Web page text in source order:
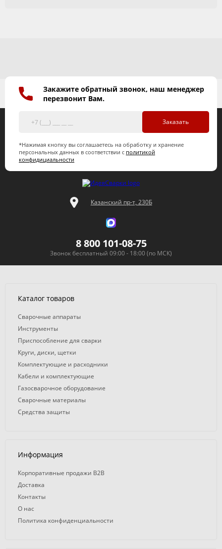
Закажите обратный звонок, наш менеджер
перезвонит Вам.
Заказать
*Нажимая кнопку вы соглашаетесь на обработку и хранение
персональных данных в соответствии с политикой
конфидициальности
Казанский пр-т, 230Б
8 800 101-08-75
Звонок бесплатный 09:00 - 18:00 (по МСК)
Каталог товаров
Сварочные аппараты
Инструменты
Приспособление для сварки
Круги, диски, щетки
Комплектующие и расходники
Кабели и комплектующие
Газосварочное оборудование
Сварочные материалы
Средства защиты
Информация
Корпоративные продажи B2B
Доставка
Контакты
О нас
Политика конфиденциальности